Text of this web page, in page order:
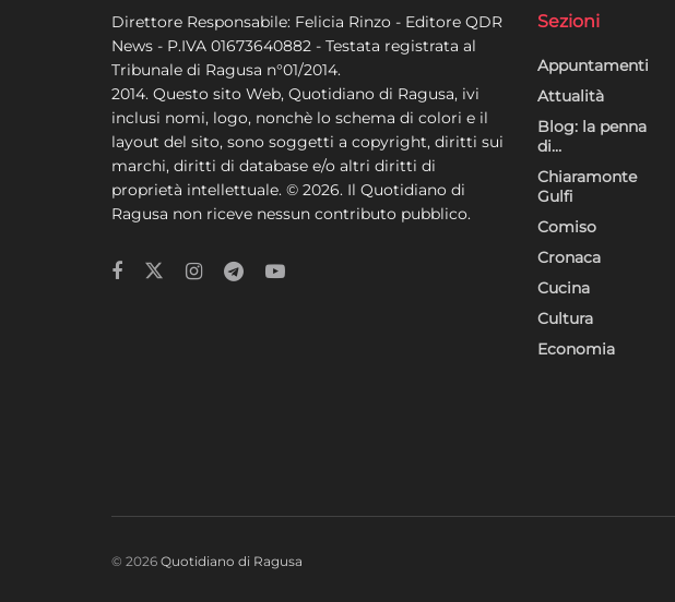
Direttore Responsabile: Felicia Rinzo - Editore QDR
News - P.IVA 01673640882 - Testata registrata al
Tribunale di Ragusa n°01/2014.
2014. Questo sito Web, Quotidiano di Ragusa, ivi
inclusi nomi, logo, nonchè lo schema di colori e il
layout del sito, sono soggetti a copyright, diritti sui
marchi, diritti di database e/o altri diritti di
proprietà intellettuale. © 2026. Il Quotidiano di
Ragusa non riceve nessun contributo pubblico.
Sezioni
Appuntamenti
Attualità
Blog: la penna
di…
Chiaramonte
Gulfi
Comiso
Cronaca
Cucina
Cultura
Economia
© 2026 Quotidiano di Ragusa